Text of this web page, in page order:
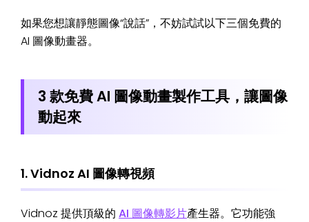
如果您想讓靜態圖像“說話”，不妨試試以下三個免費的
AI 圖像動畫器。
3 款免費 AI 圖像動畫製作工具，讓圖像
動起來
1. Vidnoz AI 圖像轉視頻
Vidnoz 提供頂級的 AI 圖像轉影片產生器。它功能強